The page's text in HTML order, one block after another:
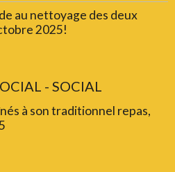
au nettoyage des deux
2025!
- SOCIAL
à son traditionnel repas,